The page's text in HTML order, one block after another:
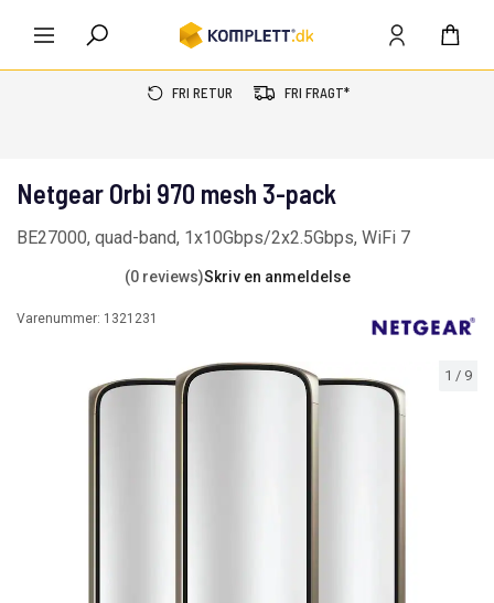
FRI RETUR FRI FRAGT*
1 / 9
Netgear Orbi 970 mesh 3-pack
BE27000, quad-band, 1x10Gbps/2x2.5Gbps, WiFi 7
(0 reviews)Skriv en anmeldelse
Varenummer: 1321231